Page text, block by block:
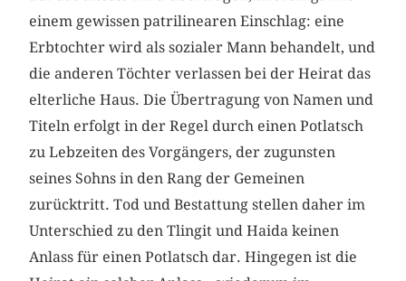
einem gewissen patrilinearen Einschlag: eine
Erbtochter wird als sozialer Mann behandelt, und
die anderen Töchter verlassen bei der Heirat das
elterliche Haus. Die Übertragung von Namen und
Titeln erfolgt in der Regel durch einen Potlatsch
zu Lebzeiten des Vorgängers, der zugunsten
seines Sohns in den Rang der Gemeinen
zurücktritt. Tod und Bestattung stellen daher im
Unterschied zu den Tlingit und Haida keinen
Anlass für einen Potlatsch dar. Hingegen ist die